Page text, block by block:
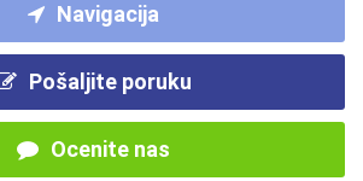
Navigacija
Pošaljite poruku
Ocenite nas